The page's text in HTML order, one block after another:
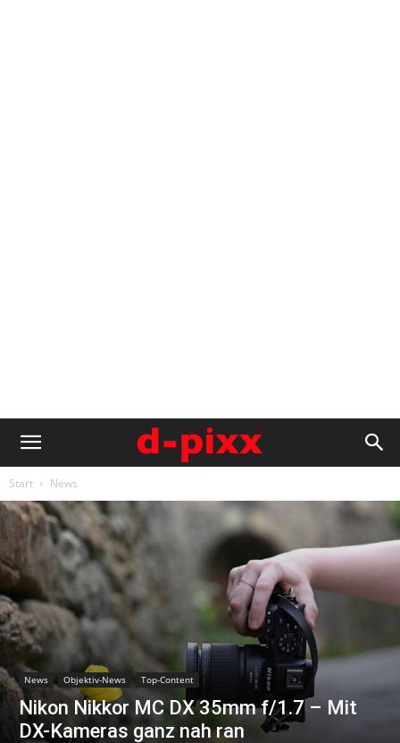
Start News
News Objektiv-News Top-Content
Nikon Nikkor MC DX 35mm f/1.7 – Mit
DX-Kameras ganz nah ran